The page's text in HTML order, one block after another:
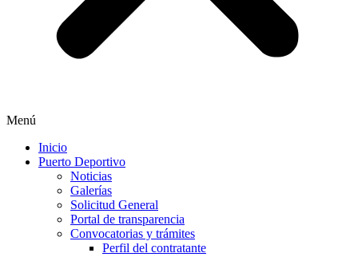
Menú
Inicio
Puerto Deportivo
Noticias
Galerías
Solicitud General
Portal de transparencia
Convocatorias y trámites
Perfil del contratante